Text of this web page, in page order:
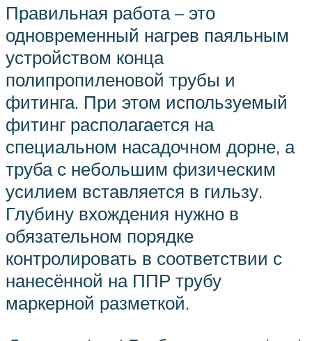
Правильная работа – это
одновременный нагрев паяльным
устройством конца
полипропиленовой трубы и
фитинга. При этом используемый
фитинг располагается на
специальном насадочном дорне, а
труба с небольшим физическим
усилием вставляется в гильзу.
Глубину вхождения нужно в
обязательном порядке
контролировать в соответствии с
нанесённой на ППР трубу
маркерной разметкой.